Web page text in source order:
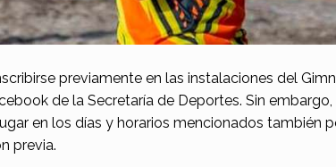
previamente en las instalaciones del
de la Secretaría de Deportes. Sin
en los días y horarios mencionados también
previa.